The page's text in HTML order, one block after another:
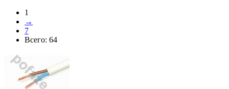
1
→
7
Всего: 64